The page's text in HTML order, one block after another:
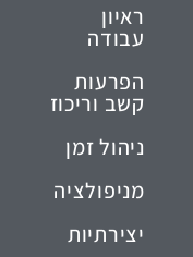
ראיון
עבודה
הפרעות
קשב וריכוז
ניהול זמן
מניפולציה
יצירתיות